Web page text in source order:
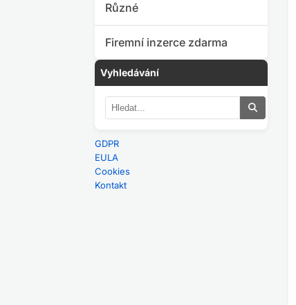
Různé
Firemní inzerce zdarma
Vyhledávání
GDPR
EULA
Cookies
Kontakt